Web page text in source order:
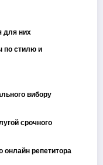
для них
по стилю и
вибору
срочного
онлайн репетитора